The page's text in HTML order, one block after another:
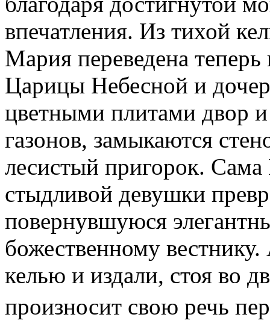
впечатления. Из тихой
Мария переведена
Царицы Небесной и
цветными плитами двор
газонов, замыкаются
лесистый пригорок.
стыдливой девушки
повернувшуюся
божественному
келью и издали, стоя во
произносит свою речь